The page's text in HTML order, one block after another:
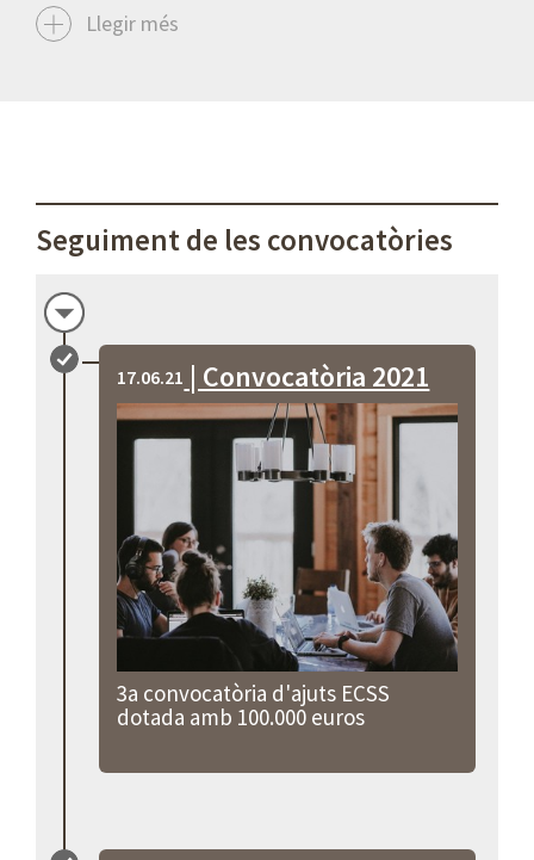
Llegir més
Seguiment de les convocatòries
17.06.21 | Convocatòria 2021
3a convocatòria d'ajuts ECSS
dotada amb 100.000 euros